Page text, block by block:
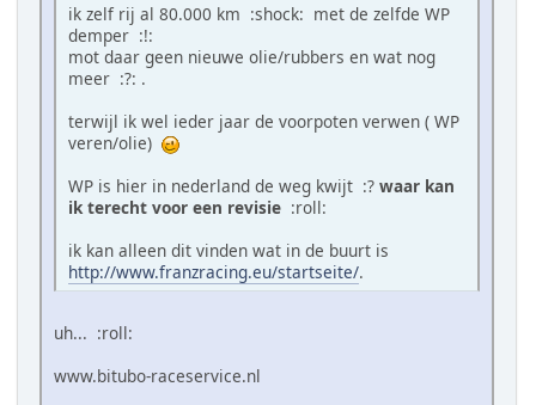
ik zelf rij al 80.000 km :shock: met de zelfde WP
demper :!:
mot daar geen nieuwe olie/rubbers en wat nog
meer :?: .
terwijl ik wel ieder jaar de voorpoten verwen ( WP
veren/olie)
WP is hier in nederland de weg kwijt :? waar kan
ik terecht voor een revisie :roll:
ik kan alleen dit vinden wat in de buurt is
http://www.franzracing.eu/startseite/.
uh... :roll:
www.bitubo-raceservice.nl